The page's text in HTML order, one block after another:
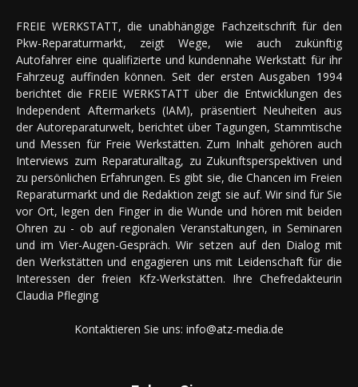
FREIE WERKSTATT, die unabhängige Fachzeitschrift für den
Pkw-Reparaturmarkt, zeigt Wege, wie auch zukünftig
Autofahrer eine qualifizierte und kundennahe Werkstatt für ihr
Fahrzeug auffinden können. Seit der ersten Ausgaben 1994
berichtet die FREIE WERKSTATT über die Entwicklungen des
Independent Aftermarkets (IAM), präsentiert Neuheiten aus
der Autoreparaturwelt, berichtet über Tagungen, Stammtische
und Messen für Freie Werkstätten. Zum Inhalt gehören auch
Interviews zum Reparaturalltag, zu Zukunftsperspektiven und
zu persönlichen Erfahrungen. Es gibt sie, die Chancen im Freien
Reparaturmarkt und die Redaktion zeigt sie auf. Wir sind für Sie
vor Ort, legen den Finger in die Wunde und hören mit beiden
Ohren zu - ob auf regionalen Veranstaltungen, in Seminaren
und im Vier-Augen-Gespräch. Wir setzen auf den Dialog mit
den Werkstätten und engagieren uns mit Leidenschaft für die
Interessen der freien Kfz-Werkstätten. Ihre Chefredakteurin
Claudia Pfleging
Kontaktieren Sie uns: info@atz-media.de